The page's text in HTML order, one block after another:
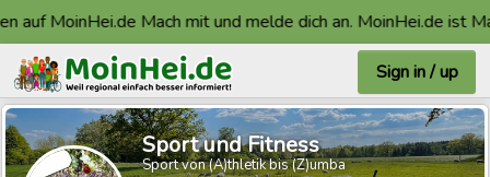
MoinHei.de Mach mit und melde dich an. MoinHei.de ist
Sign in / up
Sport und Fitness
Sport von (A)thletik bis (Z)umba